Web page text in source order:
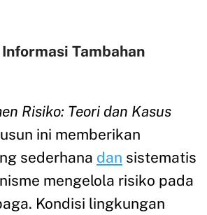
Informasi Tambahan
Risiko: Teori dan Kasus
ini memberikan
sederhana dan sistematis
mengelola risiko pada
Kondisi lingkungan